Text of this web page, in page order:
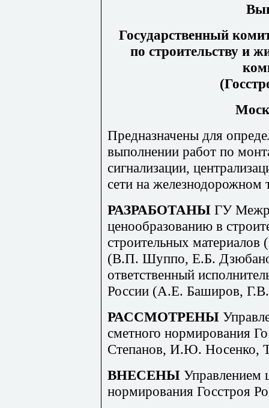
Государственный
по строительству и
Предназначены для
выполнении работ по
сигнализации, ц
сети на железнодорожном
РАЗРАБОТАНЫ ГУ
ценообразованию в
строительных материалов (
(В.П. Шуппо, Е.Б.
ответственный
России (А.Е. Баширов,
РАССМОТРЕНЫ
сметного нормирования
Степанов, И.Ю. Носенко,
ВНЕСЕНЫ Управлением
нормирования Госстроя